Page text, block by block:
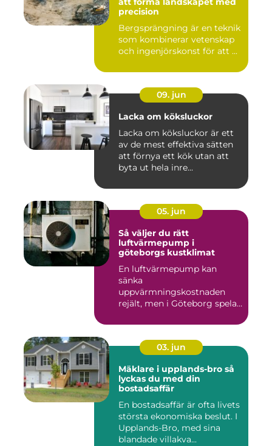
precision
Bergsprängning är en teknik
som kombinerar vetenskap
och ingenjörskonst för att ...
09. jun
Lacka om köksluckor
Lacka om köksluckor är ett
av de mest effektiva sätten
att förnya ett kök utan att
byta ut hela inre...
05. jun
Så väljer du rätt
luftvärmepump i
göteborgs kustklimat
En luftvärmepump kan
sänka
uppvärmningskostnaden
rejält, men i Göteborg spelar
03. jun
Mäklare i upplands-bro så
lyckas du med din
bostadsaffär
En bostadsaffär är ofta livets
största ekonomiska beslut. I
Upplands-Bro, med sina
blandade villakva...